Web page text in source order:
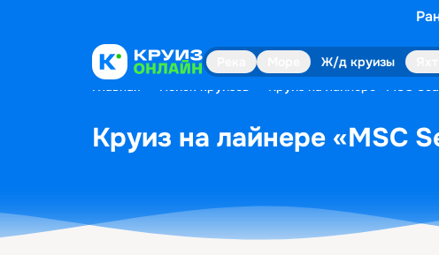
Ж/д круизы
Главная Поиск круизов Круиз на лайнере «MSC
Круиз на лайнере «MSC